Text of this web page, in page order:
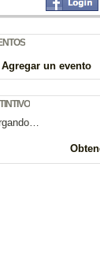
Agregar un evento